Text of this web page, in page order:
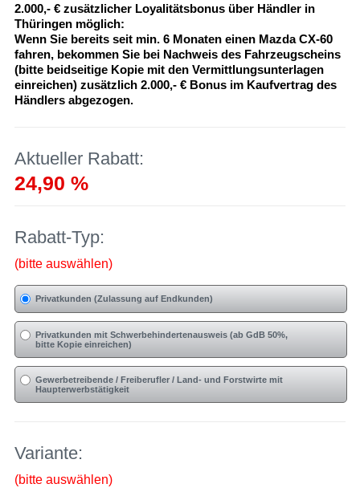
2.000,- € zusätzlicher Loyalitätsbonus über Händler in
Thüringen möglich:
Wenn Sie bereits seit min. 6 Monaten einen Mazda CX-60
fahren, bekommen Sie bei Nachweis des Fahrzeugscheins
(bitte beidseitige Kopie mit den Vermittlungsunterlagen
einreichen) zusätzlich 2.000,- € Bonus im Kaufvertrag des
Händlers abgezogen.
Aktueller Rabatt:
24,90 %
Rabatt-Typ:
(bitte auswählen)
Privatkunden (Zulassung auf Endkunden)
Privatkunden mit Schwerbehindertenausweis (ab GdB 50%,
bitte Kopie einreichen)
Gewerbetreibende / Freiberufler / Land- und Forstwirte mit
Haupterwerbstätigkeit
Variante:
(bitte auswählen)